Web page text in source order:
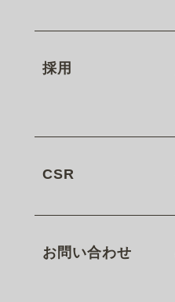
採用
CSR
お問い合わせ